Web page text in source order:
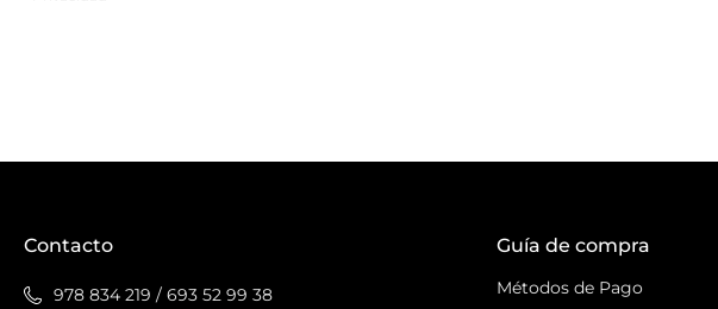
Contacto
978 834 219 / 693 52 99 38
Guía de compra
Métodos de Pago